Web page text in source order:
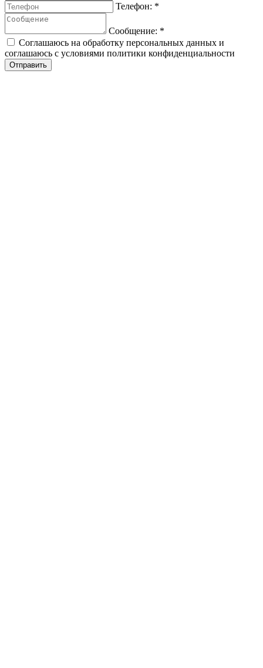
Телефон: *
Сообщение: *
Соглашаюсь на обработку персональных данных и
соглашаюсь с условиями политики конфиденциальности